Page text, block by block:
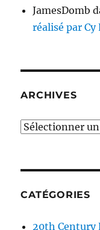
JamesDomb
réalisé par
ARCHIVES
Archives
CATÉGORIES
20th Century